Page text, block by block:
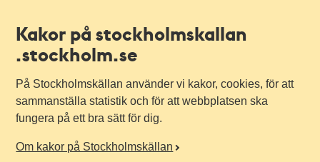
Kakor på stockholmskallan
.stockholm.se
På Stockholmskällan använder vi kakor, cookies, för att
sammanställa statistik och för att webbplatsen ska
fungera på ett bra sätt för dig.
Om kakor på Stockholmskällan